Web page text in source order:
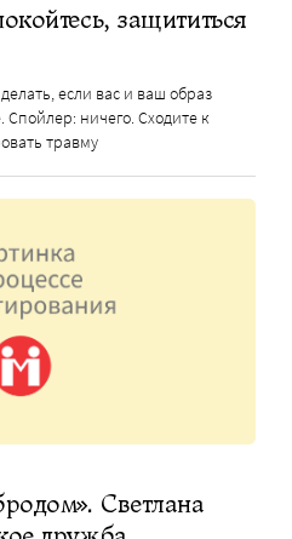
защититься
если вас и ваш образ
ничего. Сходите к
травму
Светлана